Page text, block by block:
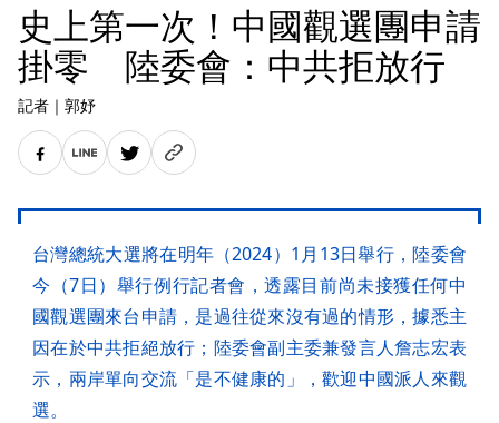
史上第一次！中國觀選團申請
掛零 陸委會：中共拒放行
記者 ｜ 郭妤
台灣總統大選將在明年（2024）1月13日舉行，陸委會
今（7日）舉行例行記者會，透露目前尚未接獲任何中
國觀選團來台申請，是過往從來沒有過的情形，據悉主
因在於中共拒絕放行；陸委會副主委兼發言人詹志宏表
示，兩岸單向交流「是不健康的」，歡迎中國派人來觀
選。